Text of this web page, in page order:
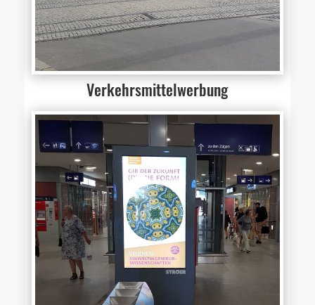
Verkehrsmittelwerbung